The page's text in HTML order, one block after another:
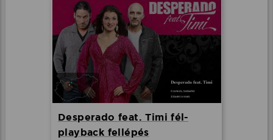
Desperado feat. Timi fél-
playback fellépés